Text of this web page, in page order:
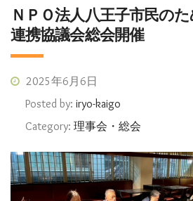
ＮＰＯ法人八王子市民の
連携協議会総会開催
2025年6月6日
Posted by: iryo-kaigo
Category: 理事会・総会